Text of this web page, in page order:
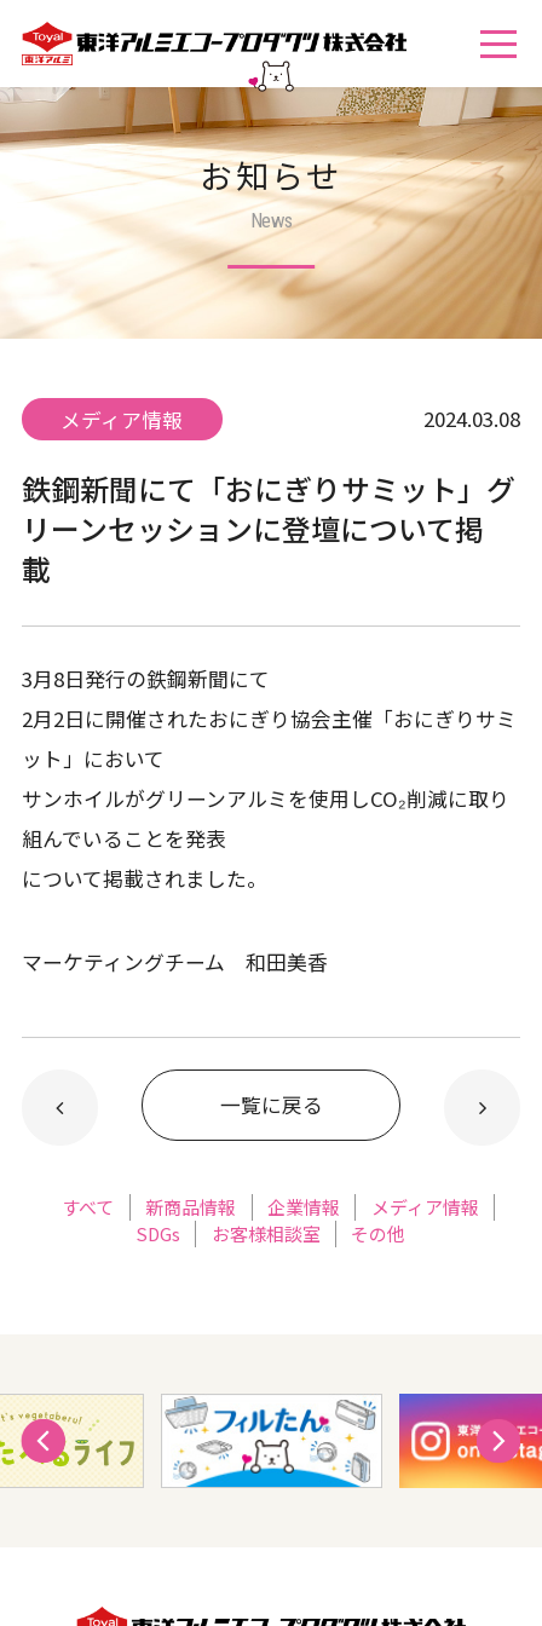
お知らせ
News
メディア情報 2024.03.08
鉄鋼新聞にて「おにぎりサミット」グ
リーンセッションに登壇について掲
載
3月8日発行の鉄鋼新聞にて
2月2日に開催されたおにぎり協会主催「おにぎりサミ
ット」において
サンホイルがグリーンアルミを使用しCO₂削減に取り
組んでいることを発表
について掲載されました。
マーケティングチーム 和田美香
一覧に戻る
すべて 新商品情報 企業情報
メディア情報
SDGs
お客様相談室 その他